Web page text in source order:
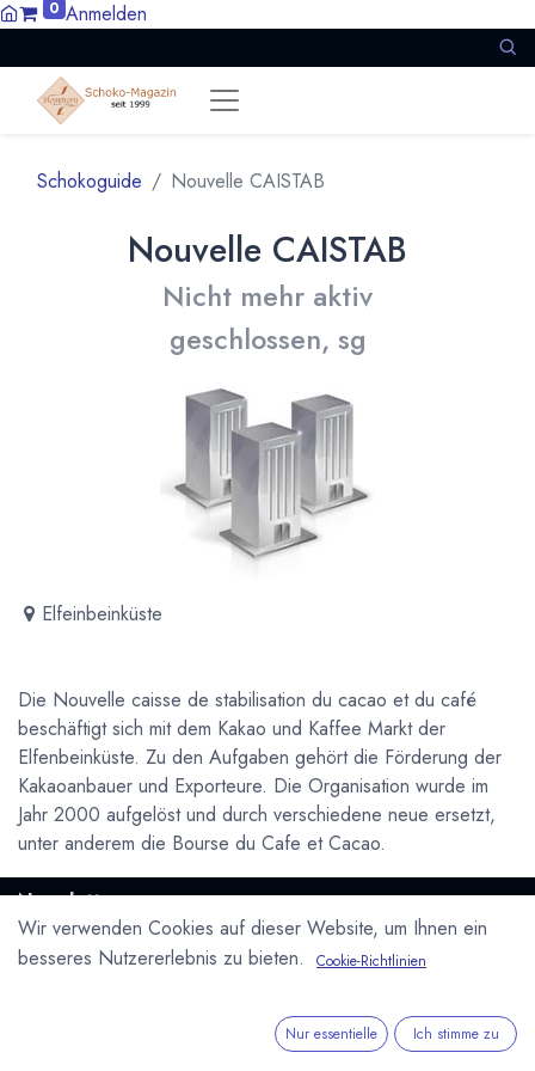
0 Anmelden
Schokoguide Nouvelle CAISTAB
Nouvelle CAISTAB
Nicht mehr aktiv
geschlossen, sg
Elfeinbeinküste
Die Nouvelle caisse de stabilisation du cacao et du café
beschäftigt sich mit dem Kakao und Kaffee Markt der
Elfenbeinküste. Zu den Aufgaben gehört die Förderung der
Kakaoanbauer und Exporteure. Die Organisation wurde im
Jahr 2000 aufgelöst und durch verschiedene neue ersetzt,
unter anderem die Bourse du Cafe et Cacao.
Newsletter
Kostenlose News - 1 Mal pro Monat:
Datenschutzerklärung&
Wir verwenden Cookies auf dieser Website, um Ihnen ein
besseres Nutzererlebnis zu bieten.
Cookie-Richtlinien
Nur essentielle Ich stimme zu